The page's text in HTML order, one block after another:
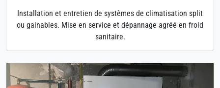
Installation et entretien de systèmes de climatisation split
ou gainables. Mise en service et dépannage agréé en froid
sanitaire.